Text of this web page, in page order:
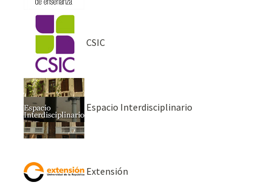
CSIC
Espacio Interdisciplinario
Extensión